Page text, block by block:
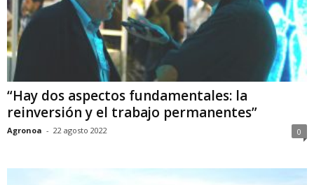
“Hay dos aspectos fundamentales: la
reinversión y el trabajo permanentes”
Agronoa - 22 agosto 2022 0